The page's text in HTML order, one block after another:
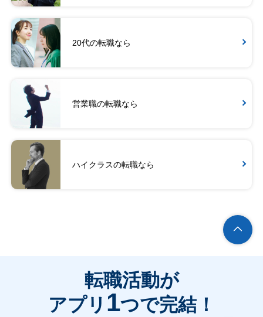
20代の転職なら
営業職の転職なら
ハイクラスの転職なら
転職活動が
アプリ 1つで完結！